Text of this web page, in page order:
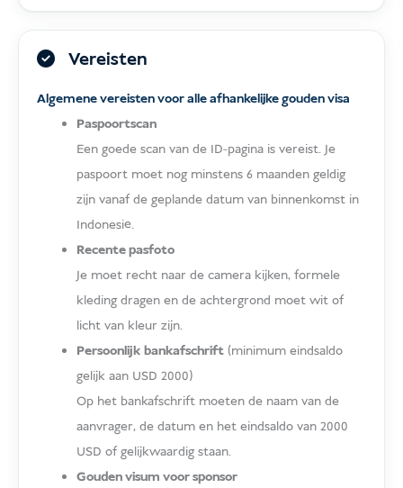
Vereisten
Algemene vereisten voor alle afhankelijke gouden visa
Paspoortscan
Een goede scan van de ID-pagina is vereist. Je
paspoort moet nog minstens 6 maanden geldig
zijn vanaf de geplande datum van binnenkomst in
Indonesië.
Recente pasfoto
Je moet recht naar de camera kijken, formele
kleding dragen en de achtergrond moet wit of
licht van kleur zijn.
Persoonlijk bankafschrift (minimum eindsaldo
gelijk aan USD 2000)
Op het bankafschrift moeten de naam van de
aanvrager, de datum en het eindsaldo van 2000
USD of gelijkwaardig staan.
Gouden visum voor sponsor